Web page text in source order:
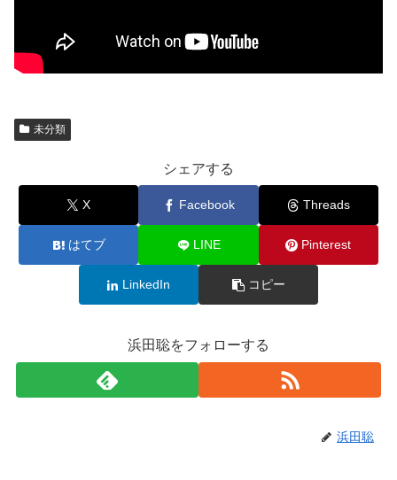
未分類
シェアする
X Facebook Threads
はてブ LINE Pinterest
LinkedIn コピー
浜田聡をフォローする
浜田聡